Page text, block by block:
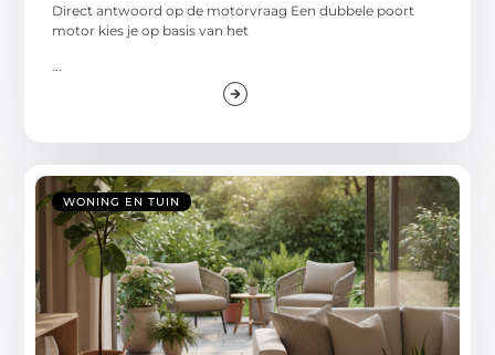
Direct antwoord op de motorvraag Een dubbele poort
motor kies je op basis van het
...
WONING EN TUIN